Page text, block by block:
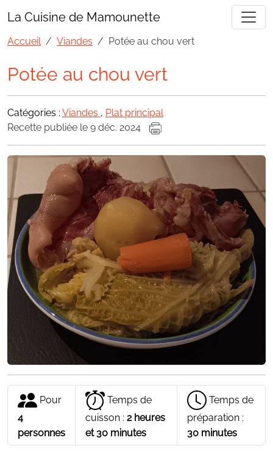
La Cuisine de Mamounette
Accueil Viandes Potée au chou vert
Potée au chou vert
Catégories : Viandes , Plat principal
Recette publiée le 9 déc. 2024
Pour
4
personnes
Temps de
cuisson : 2 heures
et 30 minutes
Temps de
préparation :
30 minutes